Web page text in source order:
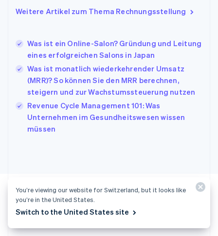
Weitere Artikel zum Thema Rechnungsstellung
Was ist ein Online-Salon? Gründung und Leitung
eines erfolgreichen Salons in Japan
Was ist monatlich wiederkehrender Umsatz
(MRR)? So können Sie den MRR berechnen,
steigern und zur Wachstumssteuerung nutzen
Revenue Cycle Management 101: Was
Unternehmen im Gesundheitswesen wissen
müssen
Startklar?
English
Japan
日本語 English
EnglishFrançais
Kroatien
EnglishItaliano
English
Liechtenstein
DeutschEnglish
English简体中文
Malta
EspañolEnglish
You’re viewing our website for Switzerland, but it looks like
you’re in the United States.
Switch to the United States site